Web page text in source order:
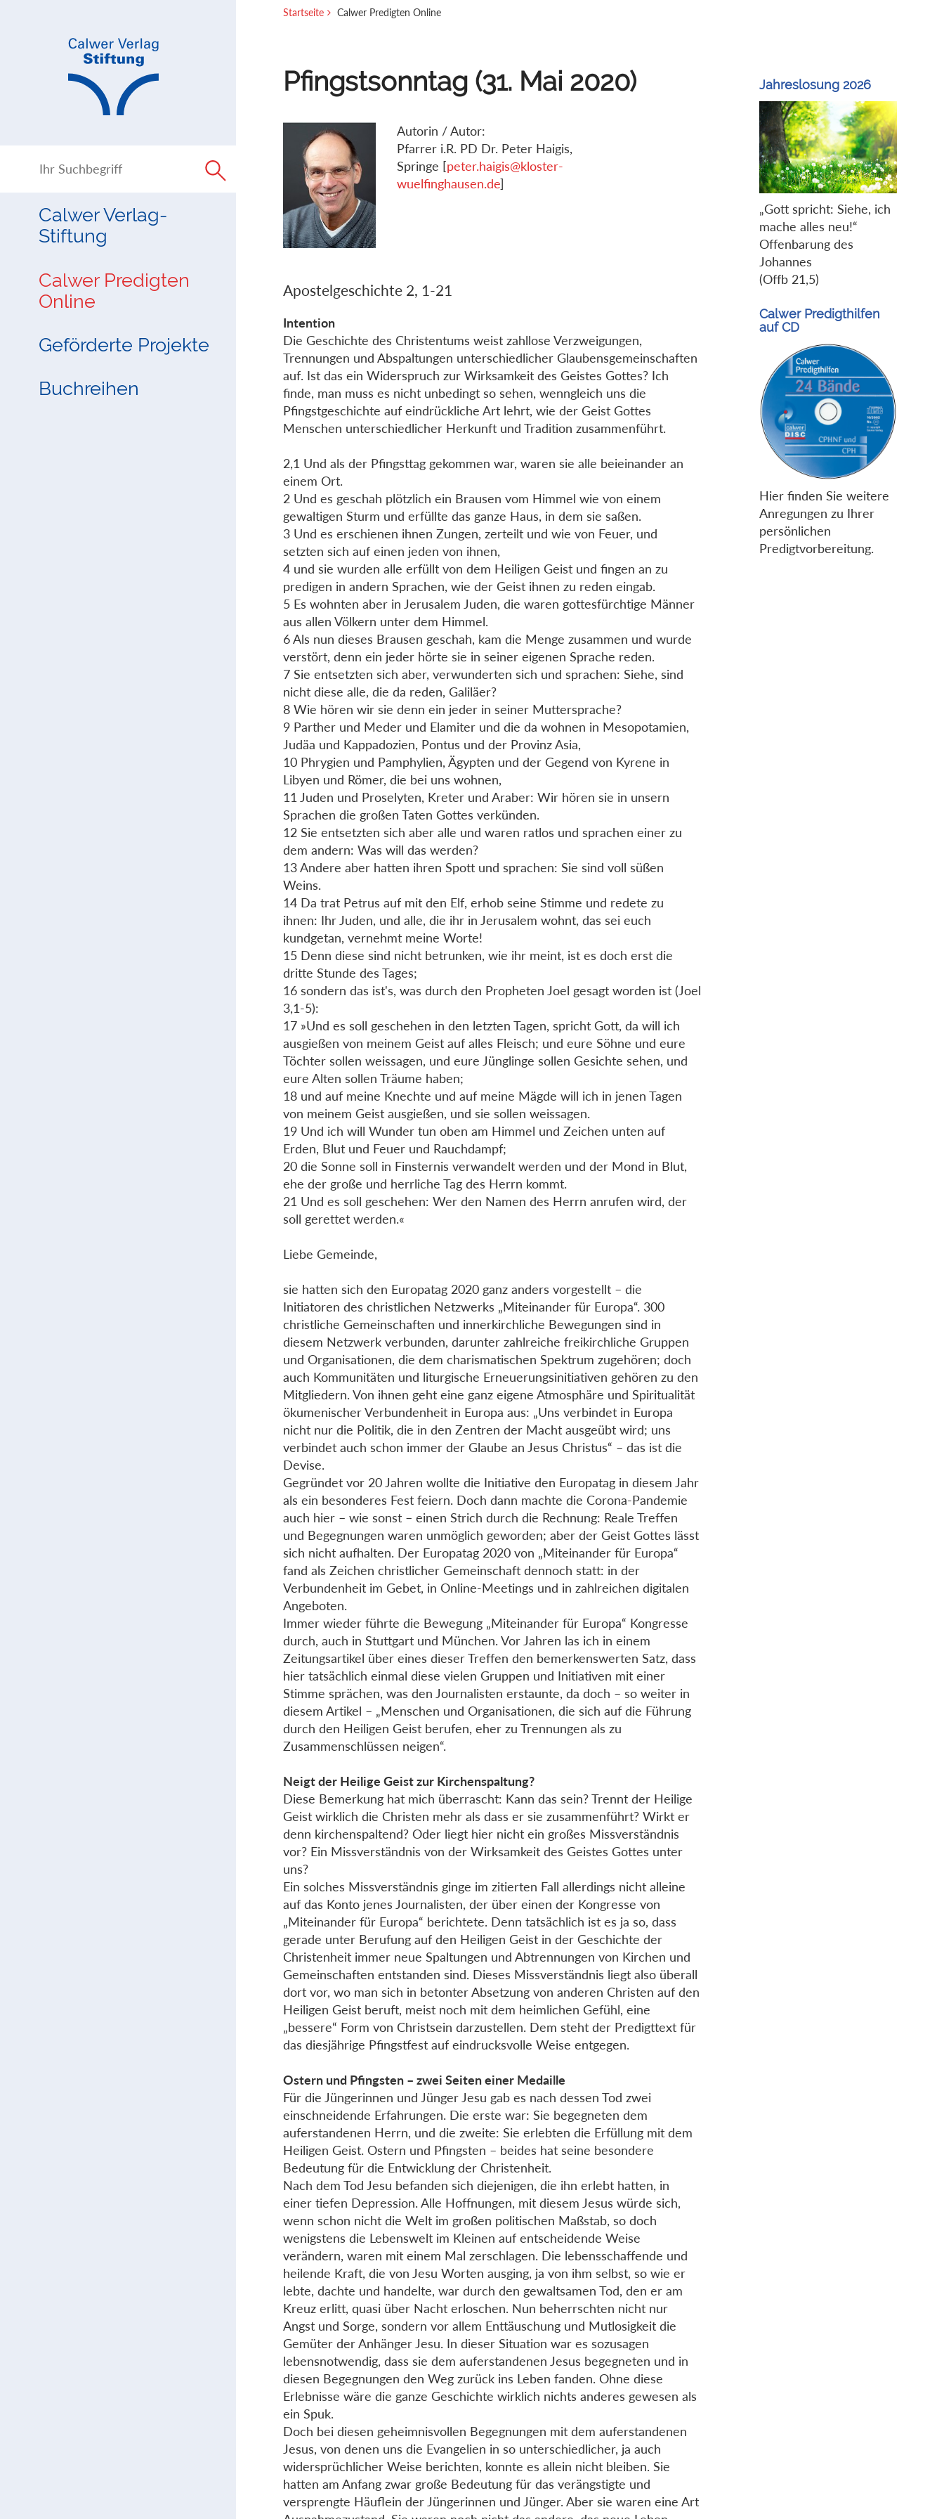
Calwer Verlag-
Stiftung
Calwer Predigten
Online
Geförderte Projekte
Buchreihen
Startseite Calwer Predigten Online
Pfingstsonntag (31. Mai 2020)
Autorin / Autor:
Pfarrer i.R. PD Dr. Peter Haigis,
Springe [peter.haigis@kloster-
wuelfinghausen.de]
Apostelgeschichte 2, 1-21
Intention
Die Geschichte des Christentums weist zahllose Verzweigungen,
Trennungen und Abspaltungen unterschiedlicher Glaubensgemeinschaften
auf. Ist das ein Widerspruch zur Wirksamkeit des Geistes Gottes? Ich
finde, man muss es nicht unbedingt so sehen, wenngleich uns die
Pfingstgeschichte auf eindrückliche Art lehrt, wie der Geist Gottes
Menschen unterschiedlicher Herkunft und Tradition zusammenführt.
2,1 Und als der Pfingsttag gekommen war, waren sie alle beieinander an
einem Ort.
2 Und es geschah plötzlich ein Brausen vom Himmel wie von einem
gewaltigen Sturm und erfüllte das ganze Haus, in dem sie saßen.
3 Und es erschienen ihnen Zungen, zerteilt und wie von Feuer, und
setzten sich auf einen jeden von ihnen,
4 und sie wurden alle erfüllt von dem Heiligen Geist und fingen an zu
predigen in andern Sprachen, wie der Geist ihnen zu reden eingab.
5 Es wohnten aber in Jerusalem Juden, die waren gottesfürchtige Männer
aus allen Völkern unter dem Himmel.
6 Als nun dieses Brausen geschah, kam die Menge zusammen und wurde
verstört, denn ein jeder hörte sie in seiner eigenen Sprache reden.
7 Sie entsetzten sich aber, verwunderten sich und sprachen: Siehe, sind
nicht diese alle, die da reden, Galiläer?
8 Wie hören wir sie denn ein jeder in seiner Muttersprache?
9 Parther und Meder und Elamiter und die da wohnen in Mesopotamien,
Judäa und Kappadozien, Pontus und der Provinz Asia,
10 Phrygien und Pamphylien, Ägypten und der Gegend von Kyrene in
Libyen und Römer, die bei uns wohnen,
11 Juden und Proselyten, Kreter und Araber: Wir hören sie in unsern
Sprachen die großen Taten Gottes verkünden.
12 Sie entsetzten sich aber alle und waren ratlos und sprachen einer zu
dem andern: Was will das werden?
13 Andere aber hatten ihren Spott und sprachen: Sie sind voll süßen
Weins.
14 Da trat Petrus auf mit den Elf, erhob seine Stimme und redete zu
ihnen: Ihr Juden, und alle, die ihr in Jerusalem wohnt, das sei euch
kundgetan, vernehmt meine Worte!
15 Denn diese sind nicht betrunken, wie ihr meint, ist es doch erst die
dritte Stunde des Tages;
16 sondern das ist's, was durch den Propheten Joel gesagt worden ist (Joel
3,1-5):
17 »Und es soll geschehen in den letzten Tagen, spricht Gott, da will ich
ausgießen von meinem Geist auf alles Fleisch; und eure Söhne und eure
Töchter sollen weissagen, und eure Jünglinge sollen Gesichte sehen, und
eure Alten sollen Träume haben;
18 und auf meine Knechte und auf meine Mägde will ich in jenen Tagen
von meinem Geist ausgießen, und sie sollen weissagen.
19 Und ich will Wunder tun oben am Himmel und Zeichen unten auf
Erden, Blut und Feuer und Rauchdampf;
20 die Sonne soll in Finsternis verwandelt werden und der Mond in Blut,
ehe der große und herrliche Tag des Herrn kommt.
21 Und es soll geschehen: Wer den Namen des Herrn anrufen wird, der
soll gerettet werden.«
Liebe Gemeinde,
sie hatten sich den Europatag 2020 ganz anders vorgestellt – die
Initiatoren des christlichen Netzwerks „Miteinander für Europa“. 300
christliche Gemeinschaften und innerkirchliche Bewegungen sind in
diesem Netzwerk verbunden, darunter zahlreiche freikirchliche Gruppen
und Organisationen, die dem charismatischen Spektrum zugehören; doch
auch Kommunitäten und liturgische Erneuerungsinitiativen gehören zu den
Mitgliedern. Von ihnen geht eine ganz eigene Atmosphäre und Spiritualität
ökumenischer Verbundenheit in Europa aus: „Uns verbindet in Europa
nicht nur die Politik, die in den Zentren der Macht ausgeübt wird; uns
verbindet auch schon immer der Glaube an Jesus Christus“ – das ist die
Devise.
Gegründet vor 20 Jahren wollte die Initiative den Europatag in diesem Jahr
als ein besonderes Fest feiern. Doch dann machte die Corona-Pandemie
auch hier – wie sonst – einen Strich durch die Rechnung: Reale Treffen
und Begegnungen waren unmöglich geworden; aber der Geist Gottes lässt
sich nicht aufhalten. Der Europatag 2020 von „Miteinander für Europa“
fand als Zeichen christlicher Gemeinschaft dennoch statt: in der
Verbundenheit im Gebet, in Online-Meetings und in zahlreichen digitalen
Angeboten.
Immer wieder führte die Bewegung „Miteinander für Europa“ Kongresse
durch, auch in Stuttgart und München. Vor Jahren las ich in einem
Zeitungsartikel über eines dieser Treffen den bemerkenswerten Satz, dass
hier tatsächlich einmal diese vielen Gruppen und Initiativen mit einer
Stimme sprächen, was den Journalisten erstaunte, da doch – so weiter in
diesem Artikel – „Menschen und Organisationen, die sich auf die Führung
durch den Heiligen Geist berufen, eher zu Trennungen als zu
Zusammenschlüssen neigen“.
Neigt der Heilige Geist zur Kirchenspaltung?
Diese Bemerkung hat mich überrascht: Kann das sein? Trennt der Heilige
Geist wirklich die Christen mehr als dass er sie zusammenführt? Wirkt er
denn kirchenspaltend? Oder liegt hier nicht ein großes Missverständnis
vor? Ein Missverständnis von der Wirksamkeit des Geistes Gottes unter
uns?
Ein solches Missverständnis ginge im zitierten Fall allerdings nicht alleine
auf das Konto jenes Journalisten, der über einen der Kongresse von
„Miteinander für Europa“ berichtete. Denn tatsächlich ist es ja so, dass
gerade unter Berufung auf den Heiligen Geist in der Geschichte der
Christenheit immer neue Spaltungen und Abtrennungen von Kirchen und
Gemeinschaften entstanden sind. Dieses Missverständnis liegt also überall
dort vor, wo man sich in betonter Absetzung von anderen Christen auf den
Heiligen Geist beruft, meist noch mit dem heimlichen Gefühl, eine
„bessere“ Form von Christsein darzustellen. Dem steht der Predigttext für
das diesjährige Pfingstfest auf eindrucksvolle Weise entgegen.
Ostern und Pfingsten – zwei Seiten einer Medaille
Für die Jüngerinnen und Jünger Jesu gab es nach dessen Tod zwei
einschneidende Erfahrungen. Die erste war: Sie begegneten dem
auferstandenen Herrn, und die zweite: Sie erlebten die Erfüllung mit dem
Heiligen Geist. Ostern und Pfingsten – beides hat seine besondere
Bedeutung für die Entwicklung der Christenheit.
Nach dem Tod Jesu befanden sich diejenigen, die ihn erlebt hatten, in
einer tiefen Depression. Alle Hoffnungen, mit diesem Jesus würde sich,
wenn schon nicht die Welt im großen politischen Maßstab, so doch
wenigstens die Lebenswelt im Kleinen auf entscheidende Weise
verändern, waren mit einem Mal zerschlagen. Die lebensschaffende und
heilende Kraft, die von Jesu Worten ausging, ja von ihm selbst, so wie er
lebte, dachte und handelte, war durch den gewaltsamen Tod, den er am
Kreuz erlitt, quasi über Nacht erloschen. Nun beherrschten nicht nur
Angst und Sorge, sondern vor allem Enttäuschung und Mutlosigkeit die
Gemüter der Anhänger Jesu. In dieser Situation war es sozusagen
lebensnotwendig, dass sie dem auferstandenen Jesus begegneten und in
diesen Begegnungen den Weg zurück ins Leben fanden. Ohne diese
Erlebnisse wäre die ganze Geschichte wirklich nichts anderes gewesen als
ein Spuk.
Doch bei diesen geheimnisvollen Begegnungen mit dem auferstandenen
Jesus, von denen uns die Evangelien in so unterschiedlicher, ja auch
widersprüchlicher Weise berichten, konnte es allein nicht bleiben. Sie
hatten am Anfang zwar große Bedeutung für das verängstigte und
versprengte Häuflein der Jüngerinnen und Jünger. Aber sie waren eine Art
Jahreslosung 2026
„Gott spricht: Siehe, ich
mache alles neu!“
Offenbarung des
Johannes
(Offb 21,5)
Calwer Predigthilfen
auf CD
Hier finden Sie weitere
Anregungen zu Ihrer
persönlichen
Predigtvorbereitung.